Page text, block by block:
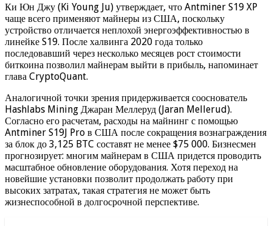
Ки Юн Джу (Ki Young Ju) утверждает, что Antminer S19 XP
чаще всего применяют майнеры из США, поскольку
устройство отличается неплохой энергоэффективностью в
линейке S19. После халвинга 2020 года только
последовавший через несколько месяцев рост стоимости
биткоина позволил майнерам выйти в прибыль, напоминает
глава CryptoQuant.
Аналогичной точки зрения придерживается сооснователь
Hashlabs Mining Джаран Меллеруд (Jaran Mellerud).
Согласно его расчетам, расходы на майнинг с помощью
Antminer S19J Pro в США после сокращения вознаграждения
за блок до 3,125 BTC составят не менее $75 000. Бизнесмен
прогнозирует: многим майнерам в США придется проводить
масштабное обновление оборудования. Хотя переход на
новейшие установки позволит продолжать работу при
высоких затратах, такая стратегия не может быть
жизнеспособной в долгосрочной перспективе.